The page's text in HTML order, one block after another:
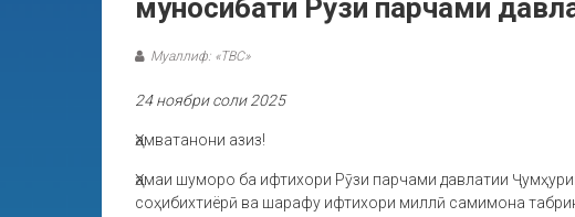
муносибати Рӯзи парчами
Муаллиф: «ТВС»
24 ноябри соли 2025
Ҳамватанони азиз!
Ҳамаи шуморо ба ифтихори Рӯзи парчами давлатии
соҳибихтиёрӣ ва шарафу ифтихори миллӣ самимона